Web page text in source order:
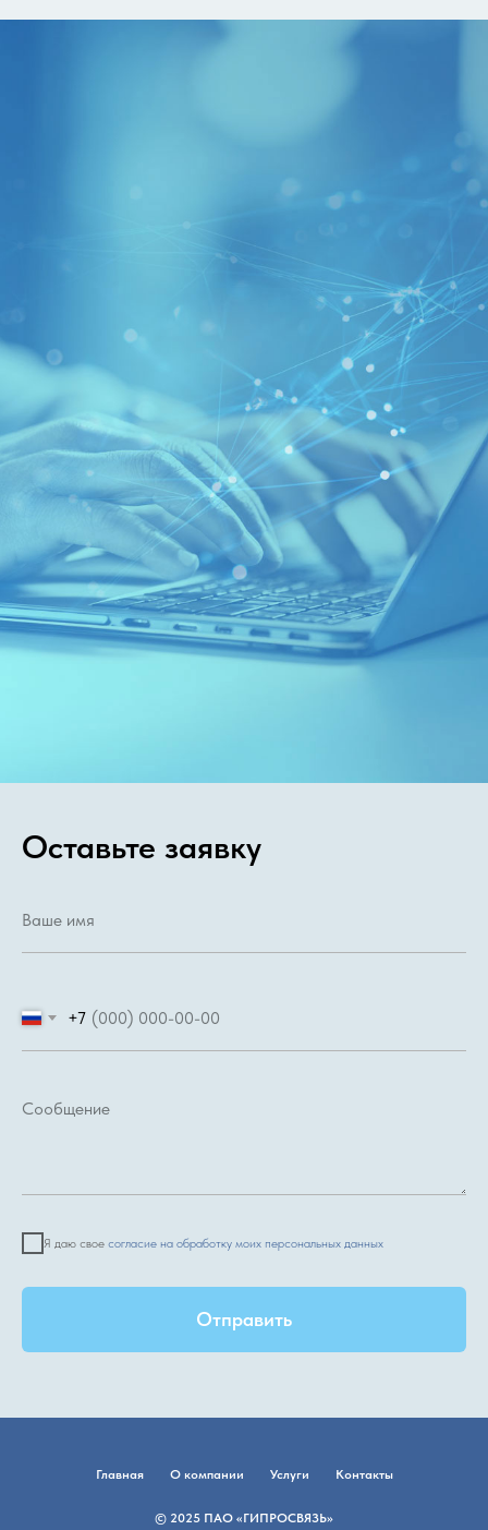
Оставьте заявку
+7
Я даю свое согласие на обработку моих персональных данных
Отправить
Главная О компании Услуги Контакты
© 2025 ПАО «ГИПРОСВЯЗЬ»